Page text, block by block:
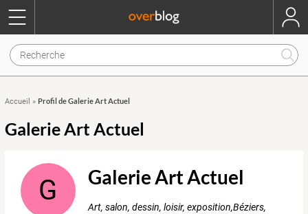
Accueil » Profil de Galerie Art Actuel
Galerie Art Actuel
G Galerie Art Actuel
Art, salon, dessin, loisir, exposition,Béziers,